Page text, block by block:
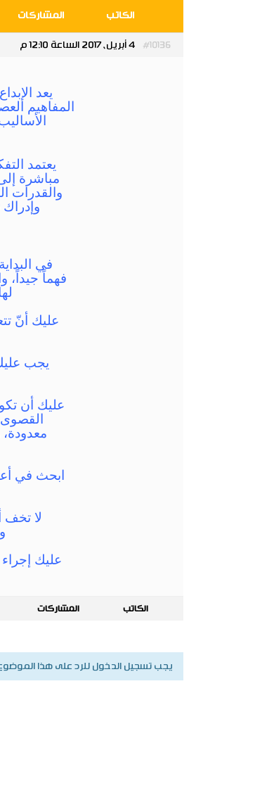
الكاتب المشاركات
4 أبريل، 2017 الساعة 12:10 م #10136
المفاهيم
يعتمد
مباشرة
والقدرات
في
فهماً جيداً،
عليك أنّ
يجب
عليك أن
ابحث في
لا تخف
عليك
الكاتب المشاركات
يجب تسجيل الدخول للرد على هذا